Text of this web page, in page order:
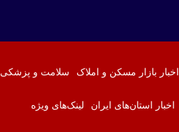
اخبار بازار مسکن و املاک سلامت و پزشکی
اخبار استان‌های ایران لینک‌های ویژه